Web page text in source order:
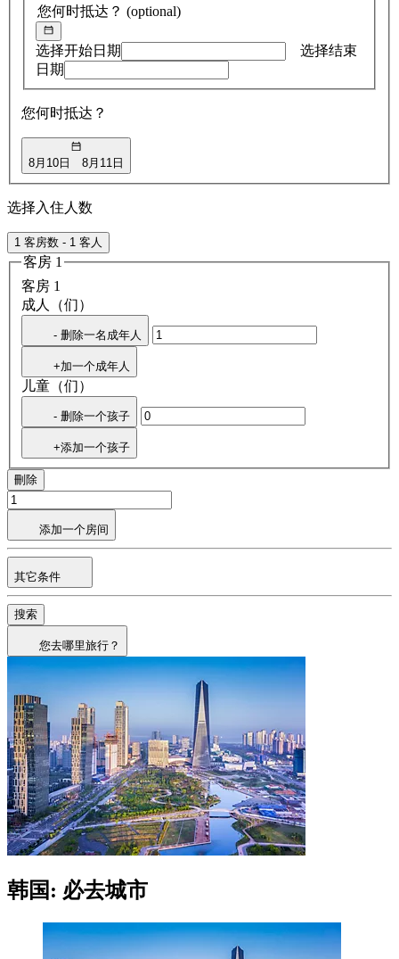
您何时抵达？ (optional)
选择开始日期
选择结束
日期
您何时抵达？
8月10日 8月11日
选择入住人数
1 客房数 - 1 客人
客房 1
客房 1
成人（们）
- 删除一名成年人
+加一个成年人
儿童（们）
- 删除一个孩子
+添加一个孩子
刪除
添加一个房间
其它条件
搜索
您去哪里旅行？
韩国: 必去城市